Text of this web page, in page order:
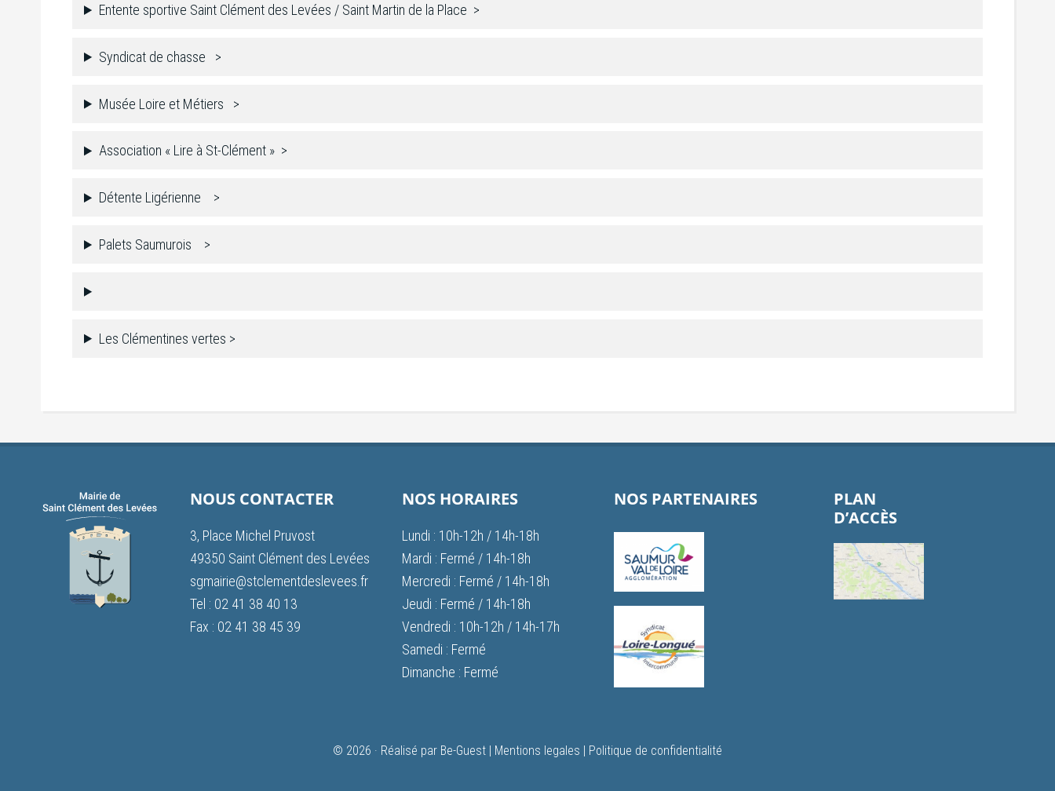
Entente sportive Saint Clément des Levées / Saint Martin de la Place >
Syndicat de chasse >
Musée Loire et Métiers >
Association « Lire à St-Clément » >
Détente Ligérienne >
Palets Saumurois >
Les Clémentines vertes >
NOUS CONTACTER
3, Place Michel Pruvost
49350 Saint Clément des Levées
sgmairie@stclementdeslevees.fr
Tel : 02 41 38 40 13
Fax : 02 41 38 45 39
NOS HORAIRES
Lundi : 10h-12h / 14h-18h
Mardi : Fermé / 14h-18h
Mercredi : Fermé / 14h-18h
Jeudi : Fermé / 14h-18h
Vendredi : 10h-12h / 14h-17h
Samedi : Fermé
Dimanche : Fermé
NOS PARTENAIRES
PLAN
D’ACCÈS
© 2026 · Réalisé par Be-Guest Mentions legales Politique de confidentialité